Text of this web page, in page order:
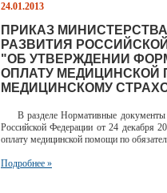
24.01.2013
ПРИКАЗ
РАЗВИТИЯ РОССИЙСКОЙ
"ОБ УТВЕРЖДЕНИИ
ОПЛАТУ
МЕДИЦИНСКОМУ
В разделе Нормативные документы
Российской Федерации от 24 декабря
оплату медицинской помощи по
Подробнее »